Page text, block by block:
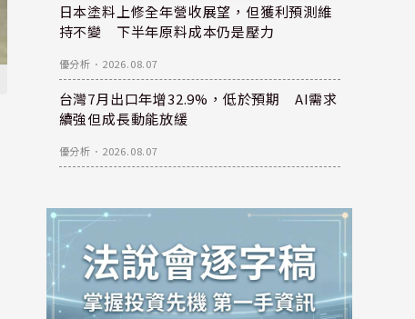
日本塗料上修全年營收展望，但獲利預測維
持不變 下半年原料成本仍是壓力
優分析 ． 2026.08.07
台灣7月出口年增32.9%，低於預期 AI需求
續強但成長動能放緩
優分析 ． 2026.08.07